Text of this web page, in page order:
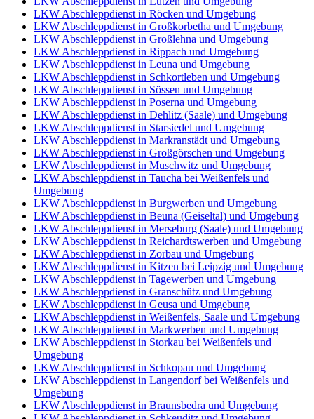
LKW Abschleppdienst in Röcken und Umgebung
LKW Abschleppdienst in Großkorbetha und Umgebung
LKW Abschleppdienst in Großlehna und Umgebung
LKW Abschleppdienst in Rippach und Umgebung
LKW Abschleppdienst in Leuna und Umgebung
LKW Abschleppdienst in Schkortleben und Umgebung
LKW Abschleppdienst in Sössen und Umgebung
LKW Abschleppdienst in Poserna und Umgebung
LKW Abschleppdienst in Dehlitz (Saale) und Umgebung
LKW Abschleppdienst in Starsiedel und Umgebung
LKW Abschleppdienst in Markranstädt und Umgebung
LKW Abschleppdienst in Großgörschen und Umgebung
LKW Abschleppdienst in Muschwitz und Umgebung
LKW Abschleppdienst in Taucha bei Weißenfels und
Umgebung
LKW Abschleppdienst in Burgwerben und Umgebung
LKW Abschleppdienst in Beuna (Geiseltal) und Umgebung
LKW Abschleppdienst in Merseburg (Saale) und Umgebung
LKW Abschleppdienst in Reichardtswerben und Umgebung
LKW Abschleppdienst in Zorbau und Umgebung
LKW Abschleppdienst in Kitzen bei Leipzig und Umgebung
LKW Abschleppdienst in Tagewerben und Umgebung
LKW Abschleppdienst in Granschütz und Umgebung
LKW Abschleppdienst in Geusa und Umgebung
LKW Abschleppdienst in Weißenfels, Saale und Umgebung
LKW Abschleppdienst in Markwerben und Umgebung
LKW Abschleppdienst in Storkau bei Weißenfels und
Umgebung
LKW Abschleppdienst in Schkopau und Umgebung
LKW Abschleppdienst in Langendorf bei Weißenfels und
Umgebung
LKW Abschleppdienst in Braunsbedra und Umgebung